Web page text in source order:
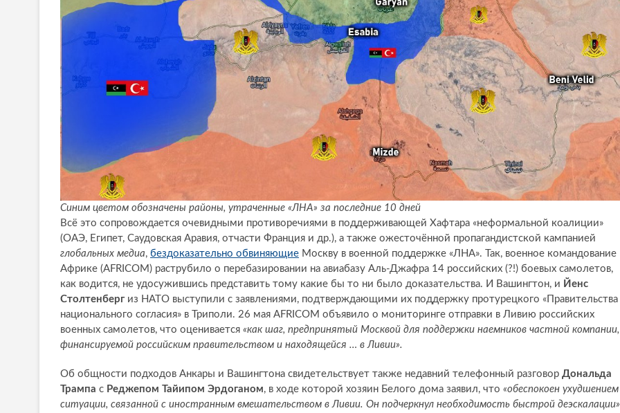
Синим цветом обозначены районы, утраченные «ЛНА» за последние 10 дней
Всё это сопровождается очевидными противоречиями в поддерживающей Хафтара «неформальной коалиции»
(ОАЭ, Египет, Саудовская Аравия, отчасти Франция и др.), а также ожесточённой пропагандистской кампанией
глобальных медиа, бездоказательно обвиняющие Москву в военной поддержке «ЛНА». Так, военное командование
Африке (AFRICOM) раструбило о перебазировании на авиабазу Аль-Джафра 14 российских (?!) боевых самолетов,
как водится, не удосужившись представить тому какие бы то ни было доказательства. И Вашингтон, и Йенс
Столтенберг из НАТО выступили с заявлениями, подтверждающими их поддержку протурецкого «Правительства
национального согласия» в Триполи. 26 мая AFRICOM объявило о мониторинге отправки в Ливию российских
военных самолетов, что оценивается «как шаг, предпринятый Москвой для поддержки наемников частной компании,
финансируемой российским правительством и находящейся … в Ливии».
Об общности подходов Анкары и Вашингтона свидетельствует также недавний телефонный разговор Дональда
Трампа с Реджепом Тайипом Эрдоганом, в ходе которой хозяин Белого дома заявил, что «обеспокоен ухудшением
ситуации, связанной с иностранным вмешательством в Ливии. Он подчеркнул необходимость быстрой деэскалации»